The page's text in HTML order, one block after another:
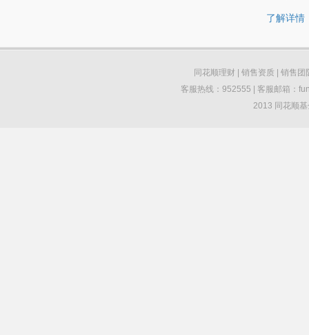
了解详情
同花顺理财 销售资质
销售团
客服热线：952555 | 客服邮箱：
2013 同花顺